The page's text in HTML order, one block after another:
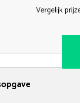
Vergelijk